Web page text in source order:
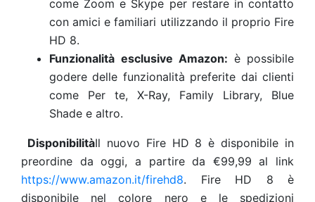
come Zoom e Skype per restare in contatto
con amici e familiari utilizzando il proprio Fire
HD 8.
Funzionalità esclusive Amazon: è possibile
godere delle funzionalità preferite dai clienti
come Per te, X-Ray, Family Library, Blue
Shade e altro.
DisponibilitàIl nuovo Fire HD 8 è disponibile in
preordine da oggi, a partire da €99,99 al link
https://www.amazon.it/firehd8. Fire HD 8 è
disponibile nel colore nero e le spedizioni